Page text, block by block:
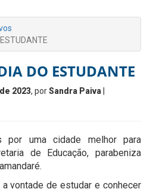
DO ESTUDANTE
2023, porSandra Paiva
por uma cidade melhor para
de Educação, parabeniza
vontade de estudar e conhecer